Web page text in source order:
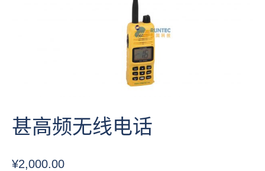
甚高频无线电话
¥2,000.00